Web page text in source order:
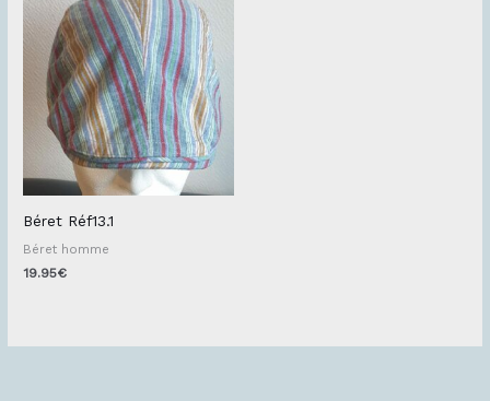
Béret Réf13.1
Béret homme
19.95€